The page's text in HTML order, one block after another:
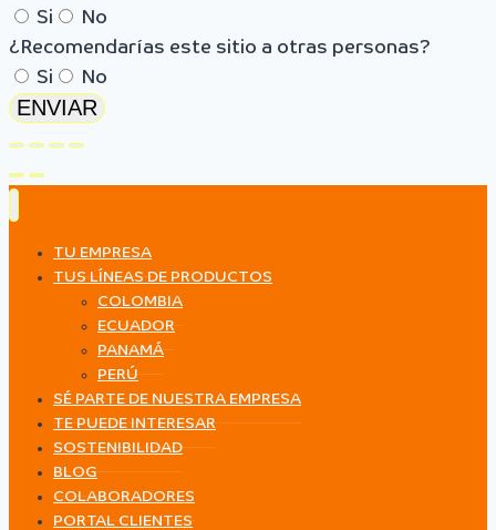
Si
No
¿Recomendarías este sitio a otras personas?
Si
No
ENVIAR
TU EMPRESA
TUS LÍNEAS DE PRODUCTOS
COLOMBIA
ECUADOR
PANAMÁ
PERÚ
SÉ PARTE DE NUESTRA EMPRESA
TE PUEDE INTERESAR
SOSTENIBILIDAD
BLOG
COLABORADORES
PORTAL CLIENTES